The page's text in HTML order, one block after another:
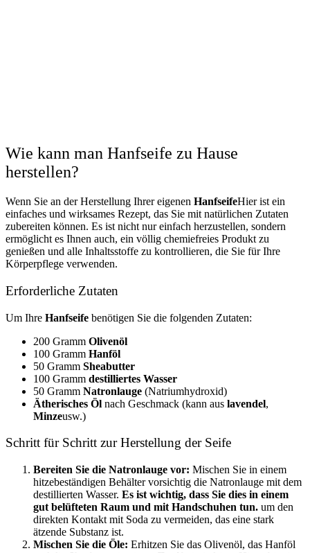
Wie kann man Hanfseife zu Hause
herstellen?
Wenn Sie an der Herstellung Ihrer eigenen HanfseifeHier ist ein
einfaches und wirksames Rezept, das Sie mit natürlichen Zutaten
zubereiten können. Es ist nicht nur einfach herzustellen, sondern
ermöglicht es Ihnen auch, ein völlig chemiefreies Produkt zu
genießen und alle Inhaltsstoffe zu kontrollieren, die Sie für Ihre
Körperpflege verwenden.
Erforderliche Zutaten
Um Ihre Hanfseife benötigen Sie die folgenden Zutaten:
200 Gramm Olivenöl
100 Gramm Hanföl
50 Gramm Sheabutter
100 Gramm destilliertes Wasser
50 Gramm Natronlauge (Natriumhydroxid)
Ätherisches Öl nach Geschmack (kann aus lavendel,
Minzeusw.)
Schritt für Schritt zur Herstellung der Seife
Bereiten Sie die Natronlauge vor: Mischen Sie in einem
hitzebeständigen Behälter vorsichtig die Natronlauge mit dem
destillierten Wasser. Es ist wichtig, dass Sie dies in einem
gut belüfteten Raum und mit Handschuhen tun. um den
direkten Kontakt mit Soda zu vermeiden, das eine stark
ätzende Substanz ist.
Mischen Sie die Öle: Erhitzen Sie das Olivenöl, das Hanföl